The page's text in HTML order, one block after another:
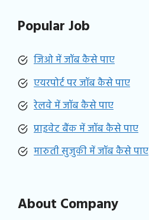
Popular Job
जिओ में जॉब कैसे पाए
एयरपोर्ट पर जॉब कैसे पाए
रेलवे में जॉब कैसे पाए
प्राइवेट बैंक में जॉब कैसे पाए
मारुती सुजुकी में जॉब कैसे पाए
About Company